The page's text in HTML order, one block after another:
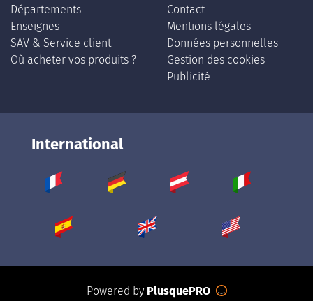
Départements
Enseignes
SAV & Service client
Où acheter vos produits ?
Contact
Mentions légales
Données personnelles
Gestion des cookies
Publicité
International
Powered by PlusquePRO